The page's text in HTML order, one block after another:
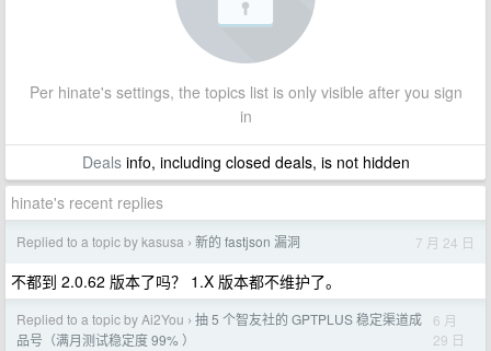
Per hinate's settings, the topics list is only visible after you sign
in
Dealsinfo, including closed deals, is not hidden
hinate's recent replies
Replied to a topic by kasusa › 新的 fastjson 漏洞 7 月 24 日
不都到 2.0.62 版本了吗？ 1.X 版本都不维护了。
Replied to a topic by Ai2You › 抽 5 个智友社的 GPTPLUS 稳定渠道成
品号（满月测试稳定度 99% ）
6 月
29 日